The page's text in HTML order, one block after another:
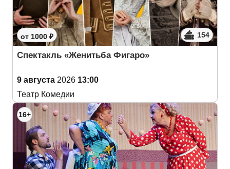
от 1000 ₽ 154
Спектакль «Женитьба Фигаро»
9 августа 2026 13:00
Театр Комедии
16+